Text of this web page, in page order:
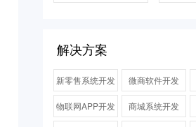
解决方案
新零售系统开发 微商软件开发
物联网APP开发 商城系统开发